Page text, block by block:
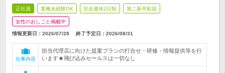
正社員 業種未経験OK 完全週休2日制 第二新卒歓迎
女性のおしごと掲載中
情報更新日：2026/07/28 終了予定日： 2026/08/31
仕事内容
担当代理店に向けた提案プランの打合せ・研修・情報提供等を行
います★飛び込みセールスは一切なし